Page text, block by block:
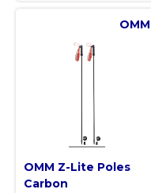
OMM
OMM Z-Lite Poles
Carbon